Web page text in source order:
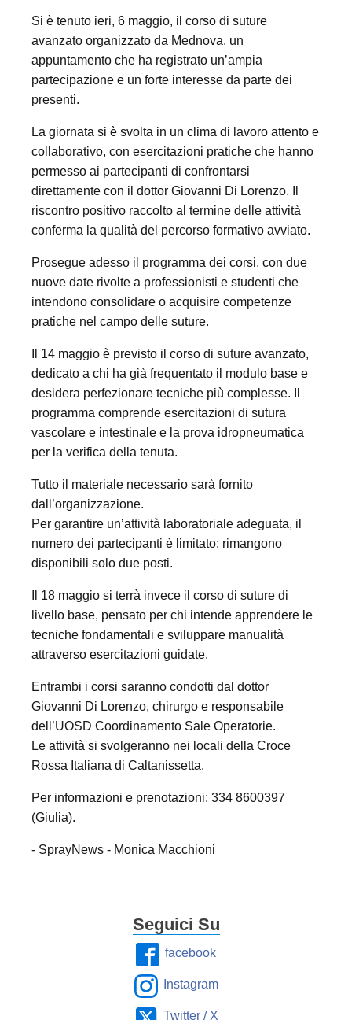
Si è tenuto ieri, 6 maggio, il corso di suture
avanzato organizzato da Mednova, un
appuntamento che ha registrato un’ampia
partecipazione e un forte interesse da parte dei
presenti.
La giornata si è svolta in un clima di lavoro attento e
collaborativo, con esercitazioni pratiche che hanno
permesso ai partecipanti di confrontarsi
direttamente con il dottor Giovanni Di Lorenzo. Il
riscontro positivo raccolto al termine delle attività
conferma la qualità del percorso formativo avviato.
Prosegue adesso il programma dei corsi, con due
nuove date rivolte a professionisti e studenti che
intendono consolidare o acquisire competenze
pratiche nel campo delle suture.
Il 14 maggio è previsto il corso di suture avanzato,
dedicato a chi ha già frequentato il modulo base e
desidera perfezionare tecniche più complesse. Il
programma comprende esercitazioni di sutura
vascolare e intestinale e la prova idropneumatica
per la verifica della tenuta.
Tutto il materiale necessario sarà fornito
dall’organizzazione.
Per garantire un’attività laboratoriale adeguata, il
numero dei partecipanti è limitato: rimangono
disponibili solo due posti.
Il 18 maggio si terrà invece il corso di suture di
livello base, pensato per chi intende apprendere le
tecniche fondamentali e sviluppare manualità
attraverso esercitazioni guidate.
Entrambi i corsi saranno condotti dal dottor
Giovanni Di Lorenzo, chirurgo e responsabile
dell’UOSD Coordinamento Sale Operatorie.
Le attività si svolgeranno nei locali della Croce
Rossa Italiana di Caltanissetta.
Per informazioni e prenotazioni: 334 8600397
(Giulia).
- SprayNews - Monica Macchioni
Seguici Su
facebook
Instagram
Twitter / X